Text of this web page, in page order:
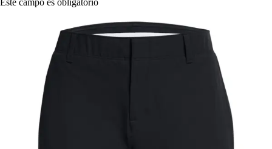
Este campo es obligatorio